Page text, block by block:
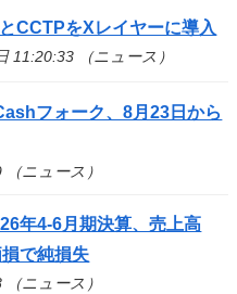
CCTPをXレイヤーに導入
11:20:33 （ニュース）
フォーク、8月23日から
ニュース）
年4-6月期決算、売上高
で純損失
ニュース）